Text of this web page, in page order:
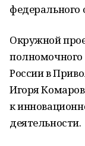
федерального
Окружной
полномочного
России в
Игоря
к
деятельности.